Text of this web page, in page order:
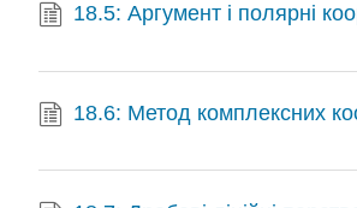
18.5: Аргумент і полярні
18.6: Метод комплексних